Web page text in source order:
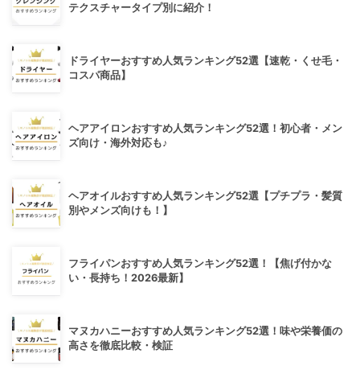
テクスチャータイプ別に紹介！
ドライヤーおすすめ人気ランキング52選【速乾・くせ毛・
コスパ商品】
ヘアアイロンおすすめ人気ランキング52選！初心者・メン
ズ向け・海外対応も♪
ヘアオイルおすすめ人気ランキング52選【プチプラ・髪質
別やメンズ向けも！】
フライパンおすすめ人気ランキング52選！【焦げ付かな
い・長持ち！2026最新】
マヌカハニーおすすめ人気ランキング52選！味や栄養価の
高さを徹底比較・検証